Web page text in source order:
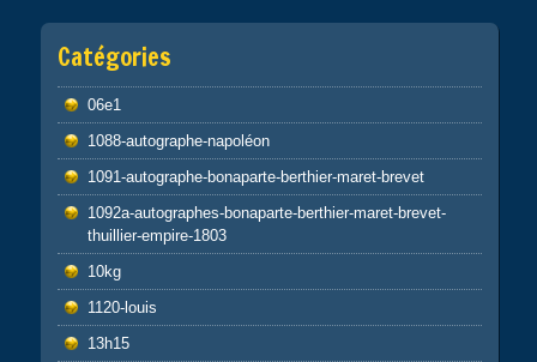
Catégories
06e1
1088-autographe-napoléon
1091-autographe-bonaparte-berthier-maret-brevet
1092a-autographes-bonaparte-berthier-maret-brevet-
thuillier-empire-1803
10kg
1120-louis
13h15